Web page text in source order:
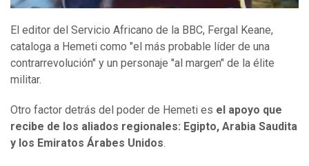
El editor del Servicio Africano de la BBC, Fergal Keane,
cataloga a Hemeti como "el más probable líder de una
contrarrevolución" y un personaje "al margen" de la élite
militar.
Otro factor detrás del poder de Hemeti es el apoyo que
recibe de los aliados regionales: Egipto, Arabia Saudita
y los Emiratos Árabes Unidos.